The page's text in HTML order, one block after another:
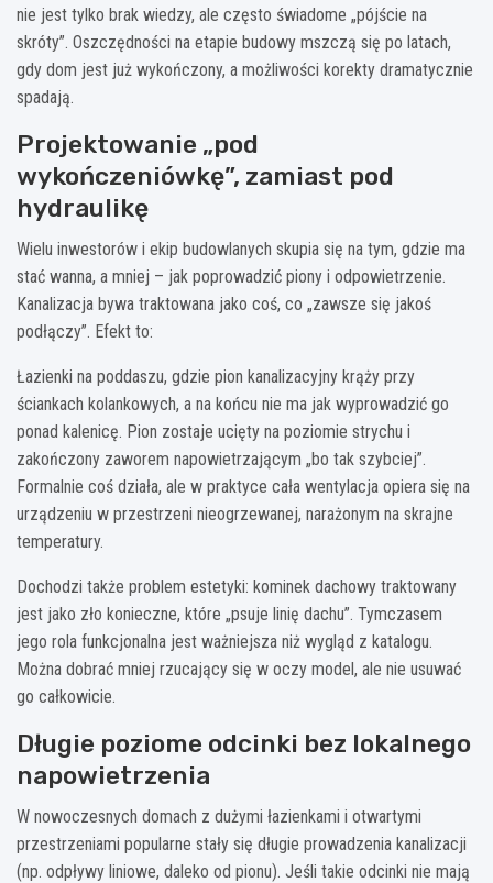
nie jest tylko brak wiedzy, ale często świadome „pójście na
skróty”. Oszczędności na etapie budowy mszczą się po latach,
gdy dom jest już wykończony, a możliwości korekty dramatycznie
spadają.
Projektowanie „pod
wykończeniówkę”, zamiast pod
hydraulikę
Wielu inwestorów i ekip budowlanych skupia się na tym, gdzie ma
stać wanna, a mniej – jak poprowadzić piony i odpowietrzenie.
Kanalizacja bywa traktowana jako coś, co „zawsze się jakoś
podłączy”. Efekt to:
Łazienki na poddaszu, gdzie pion kanalizacyjny krąży przy
ściankach kolankowych, a na końcu nie ma jak wyprowadzić go
ponad kalenicę. Pion zostaje ucięty na poziomie strychu i
zakończony zaworem napowietrzającym „bo tak szybciej”.
Formalnie coś działa, ale w praktyce cała wentylacja opiera się na
urządzeniu w przestrzeni nieogrzewanej, narażonym na skrajne
temperatury.
Dochodzi także problem estetyki: kominek dachowy traktowany
jest jako zło konieczne, które „psuje linię dachu”. Tymczasem
jego rola funkcjonalna jest ważniejsza niż wygląd z katalogu.
Można dobrać mniej rzucający się w oczy model, ale nie usuwać
go całkowicie.
Długie poziome odcinki bez lokalnego
napowietrzenia
W nowoczesnych domach z dużymi łazienkami i otwartymi
przestrzeniami popularne stały się długie prowadzenia kanalizacji
(np. odpływy liniowe, daleko od pionu). Jeśli takie odcinki nie mają